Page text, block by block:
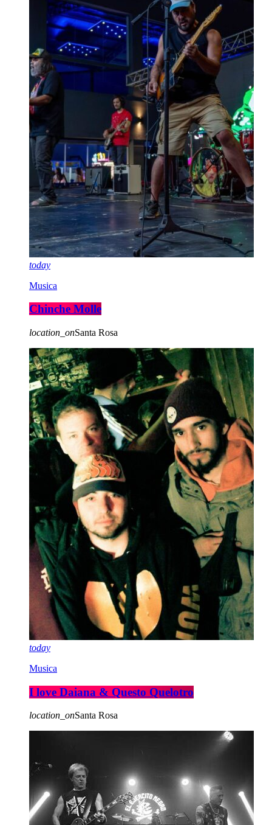
today
Musica
Chinche Molle
location_onSanta Rosa
today
Musica
I love Daiana & Questo Quelotro
location_onSanta Rosa